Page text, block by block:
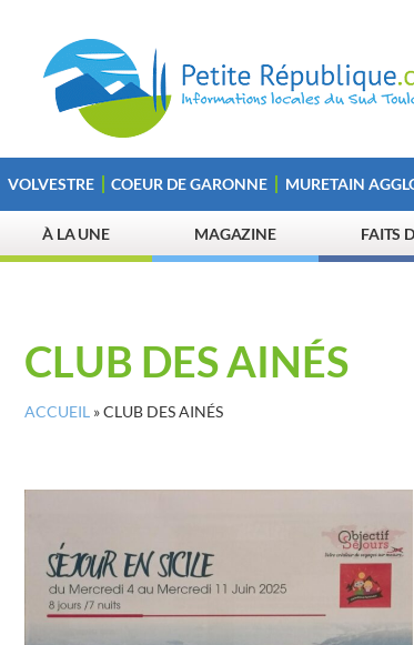
VOLVESTRE COEUR DE GARONNE MURETAIN
À LA UNE MAGAZINE FAITS
CLUB DES AINÉS
ACCUEIL »CLUB DES AINÉS